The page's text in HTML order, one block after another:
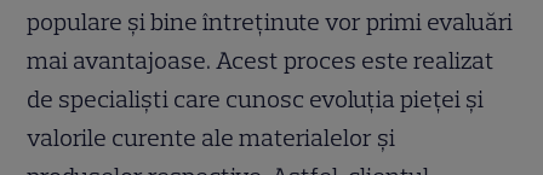
populare și bine întreținute vor primi evaluări
mai avantajoase. Acest proces este realizat
de specialiști care cunosc evoluția pieței și
valorile curente ale materialelor și